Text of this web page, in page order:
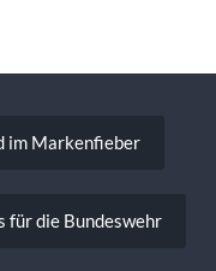
im Markenfieber
für die Bundeswehr